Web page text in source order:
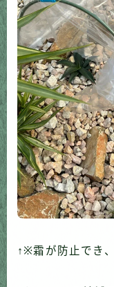
↑※霜が防止でき